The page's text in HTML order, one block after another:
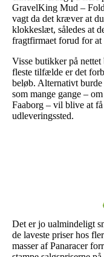
GravelKing Mud –
vagt da det kræver at
klokkeslæt, således at
fragtfirmaet forud for at
Visse butikker på
fleste tilfælde er det
beløb. Alternativt
som mange gange –
Faaborg – vil blive at
udleveringssted.
Det er jo ualmindeligt
de laveste priser hos
masser af Panaracer